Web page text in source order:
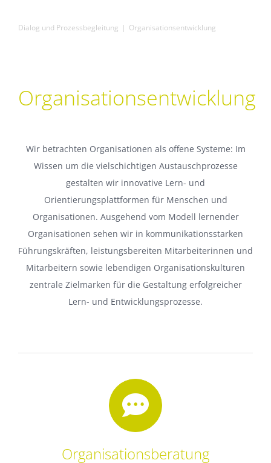
Institut
Suche
Dialog und Prozessbegleitung Organisationsentwicklung
Organisationsentwicklung
Wir betrachten Organisationen als offene Systeme: Im
Wissen um die vielschichtigen Austauschprozesse
gestalten wir innovative Lern- und
Orientierungsplattformen für Menschen und
Organisationen. Ausgehend vom Modell lernender
Organisationen sehen wir in kommunikationsstarken
Führungskräften, leistungsbereiten Mitarbeiterinnen und
Mitarbeitern sowie lebendigen Organisationskulturen
zentrale Zielmarken für die Gestaltung erfolgreicher
Lern- und Entwicklungsprozesse.
Organisationsberatung